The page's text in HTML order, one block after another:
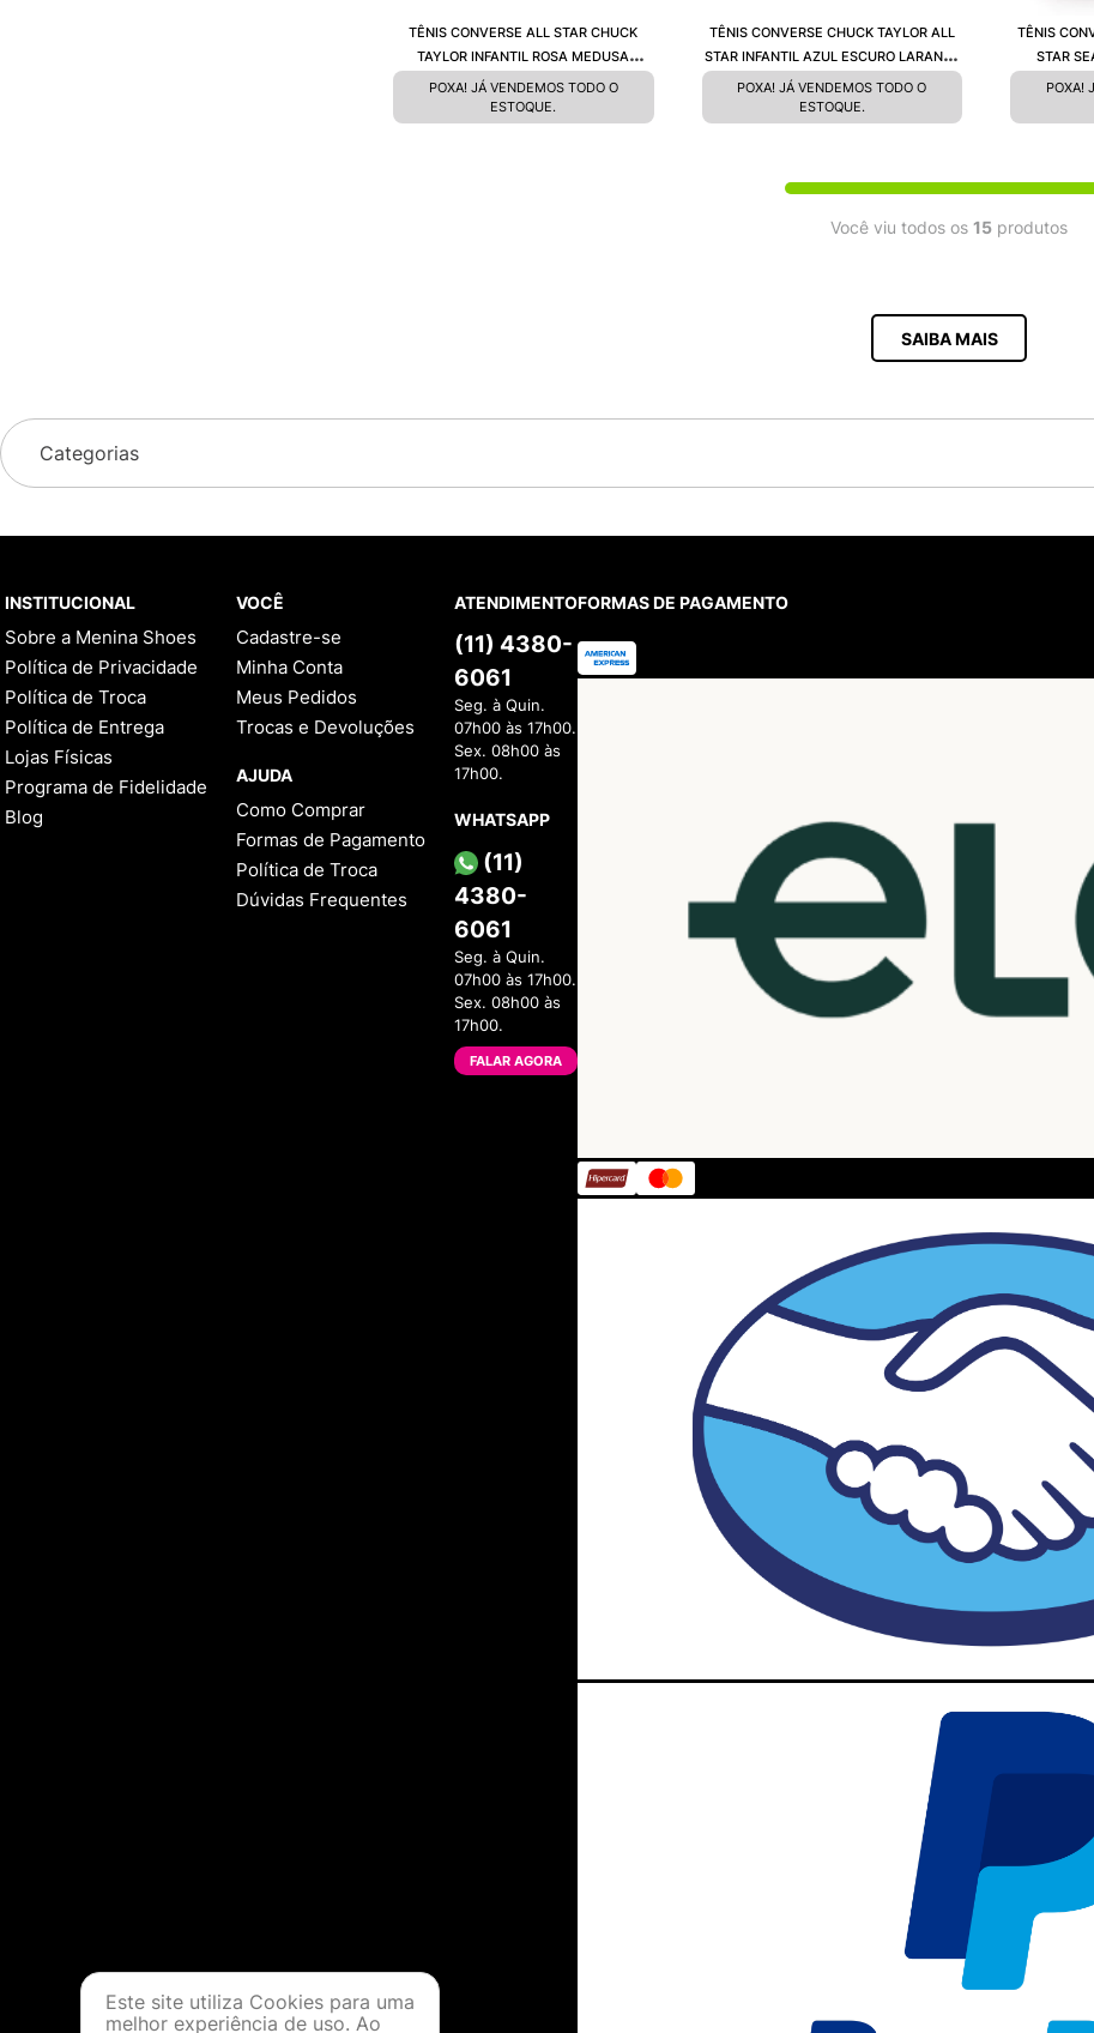
TÊNIS CONVERSE ALL STAR CHUCK
TAYLOR INFANTIL ROSA MEDUSA
BRANCO CK13140001
POXA! JÁ VENDEMOS TODO O
ESTOQUE.
TÊNIS CONVERSE CHUCK TAYLOR ALL
STAR INFANTIL AZUL ESCURO LARANJA
BRANCO CK09090001
POXA! JÁ VENDEMOS TODO O
ESTOQUE.
TÊNIS
STAR
POXA!
Você viu todos os 15 produtos
SAIBA MAIS
Categorias
INSTITUCIONAL
Sobre a Menina Shoes
Política de Privacidade
Política de Troca
Política de Entrega
Lojas Físicas
Programa de Fidelidade
Blog
VOCÊ
Cadastre-se
Minha Conta
Meus Pedidos
Trocas e Devoluções
AJUDA
Como Comprar
Formas de Pagamento
Política de Troca
Dúvidas Frequentes
ATENDIMENTO
(11) 4380-
6061
Seg. à Quin.
07h00 às 17h00.
Sex. 08h00 às
17h00.
WHATSAPP
(11)
4380-
6061
Seg. à Quin.
07h00 às 17h00.
Sex. 08h00 às
17h00.
FALAR AGORA
FORMAS DE PAGAMENTO
Este site utiliza Cookies para uma
melhor experiência de uso. Ao